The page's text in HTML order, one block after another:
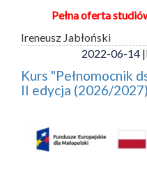
Pełna oferta
Ireneusz Jabłoński
2022-06-14 |
Kurs "Pełnomocnik
II edycja (2026/2027)